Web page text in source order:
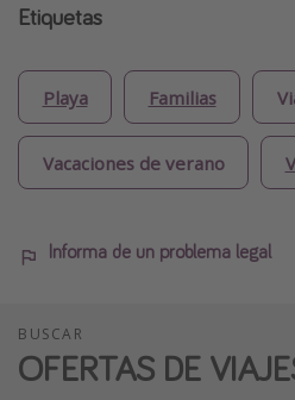
Etiquetas
Playa Familias
Vacaciones de verano
Informa de un problema legal
BUSCAR
OFERTAS DE